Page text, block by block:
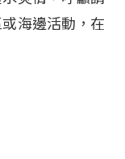
海邊活動，在